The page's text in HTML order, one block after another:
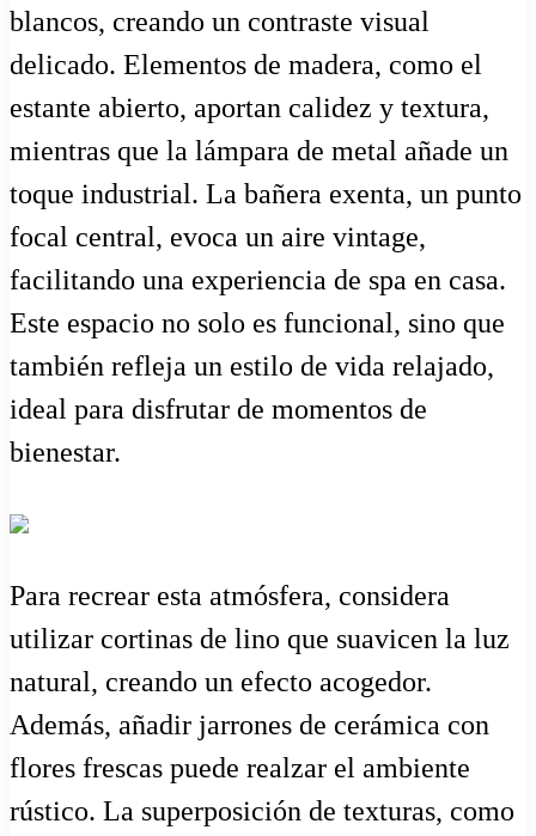
blancos, creando un contraste visual
delicado. Elementos de madera, como el
estante abierto, aportan calidez y textura,
mientras que la lámpara de metal añade un
toque industrial. La bañera exenta, un punto
focal central, evoca un aire vintage,
facilitando una experiencia de spa en casa.
Este espacio no solo es funcional, sino que
también refleja un estilo de vida relajado,
ideal para disfrutar de momentos de
bienestar.
Para recrear esta atmósfera, considera
utilizar cortinas de lino que suavicen la luz
natural, creando un efecto acogedor.
Además, añadir jarrones de cerámica con
flores frescas puede realzar el ambiente
rústico. La superposición de texturas, como